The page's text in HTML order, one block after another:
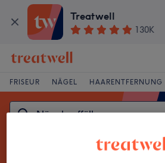
Treatwell
130K
FRISEUR NÄGEL HAARENTFERNUNG